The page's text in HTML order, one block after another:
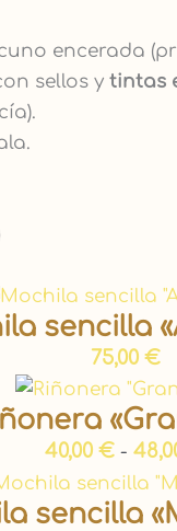
encerada
sellos y tintas
sencilla
75,00 €
40,00 € -
sencilla